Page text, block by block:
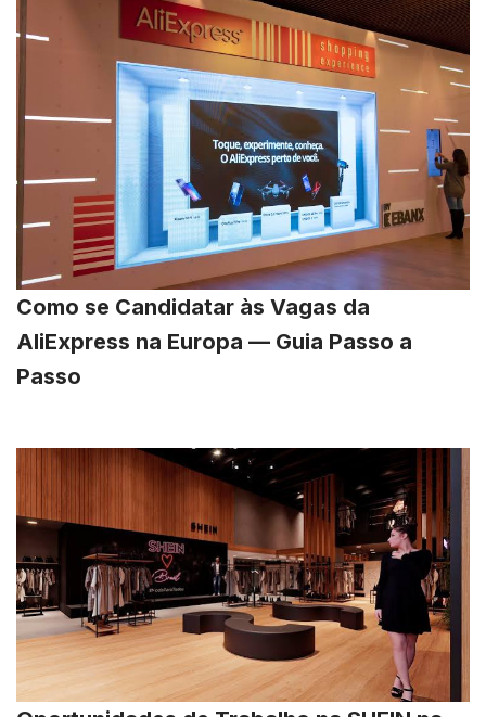
Como se Candidatar às Vagas da
AliExpress na Europa — Guia Passo a
Passo